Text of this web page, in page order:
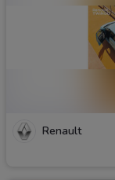
Renault